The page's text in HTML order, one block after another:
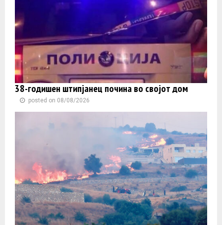
38-годишен штипјанец почина во својот дом
posted on 08/08/2026